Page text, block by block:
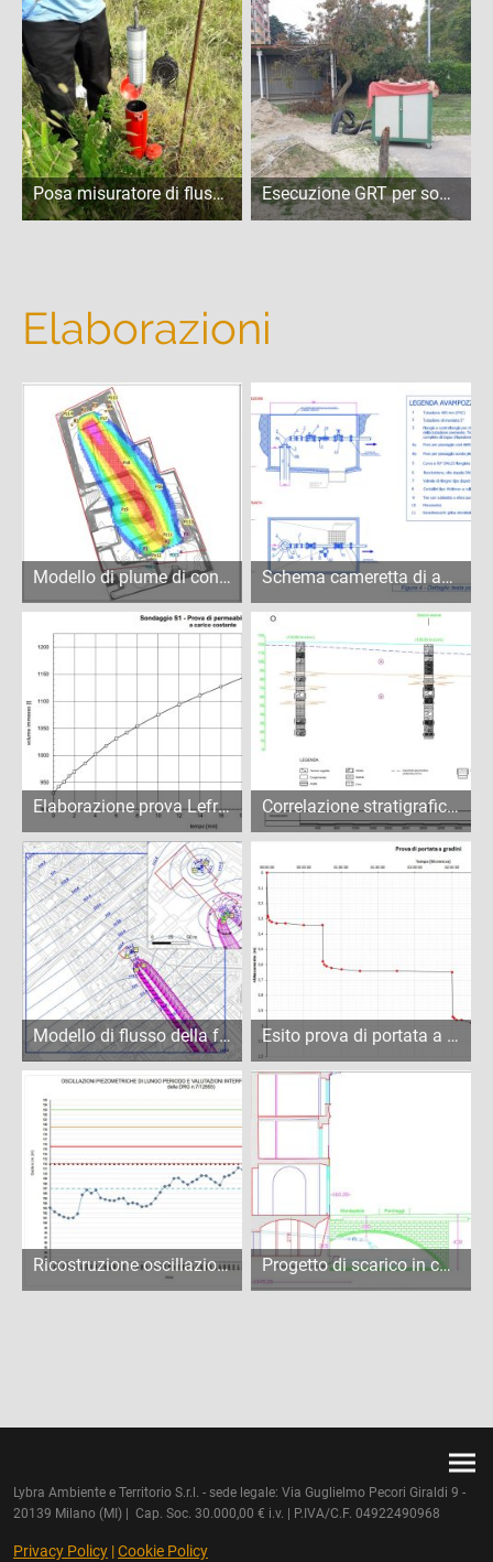
Posa misuratore di flusso di falda - Milano Esecuzione GRT per sonda geotermica - Milano
Elaborazioni
Modello di plume di contaminazione Schema cameretta di avanpozzo
Elaborazione prova Lefranc a carico costante Correlazione stratigrafica di pozzi acquedottistici
Modello di flusso della falda in corrispondenza di pozzi attivi Esito prova di portata a gradini
Ricostruzione oscillazioni piezometriche di lungo periodo Progetto di scarico in cavo sotterraneo
Lybra Ambiente e Territorio S.r.l. - sede legale: Via Guglielmo Pecori Giraldi 9 -
20139 Milano (MI) | Cap. Soc. 30.000,00 € i.v. | P.IVA/C.F. 04922490968
Privacy Policy |Cookie Policy